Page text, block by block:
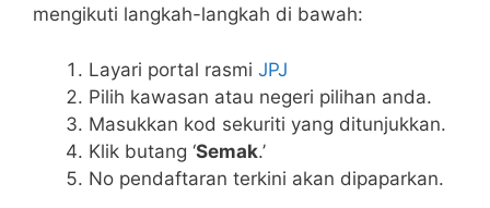
mengikuti langkah-langkah di bawah:
Layari portal rasmi JPJ
Pilih kawasan atau negeri pilihan anda.
Masukkan kod sekuriti yang ditunjukkan.
Klik butang ‘Semak.’
No pendaftaran terkini akan dipaparkan.